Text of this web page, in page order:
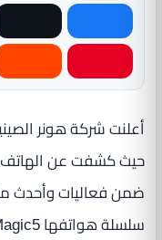
أعلنت شركة هونر